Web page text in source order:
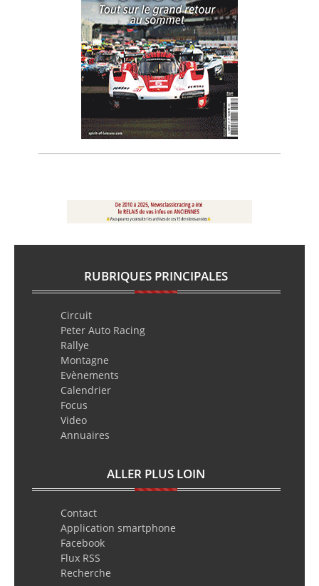
RUBRIQUES PRINCIPALES
Circuit
Peter Auto Racing
Rallye
Montagne
Evènements
Calendrier
Focus
Video
Annuaires
ALLER PLUS LOIN
Contact
Application smartphone
Facebook
Flux RSS
Recherche